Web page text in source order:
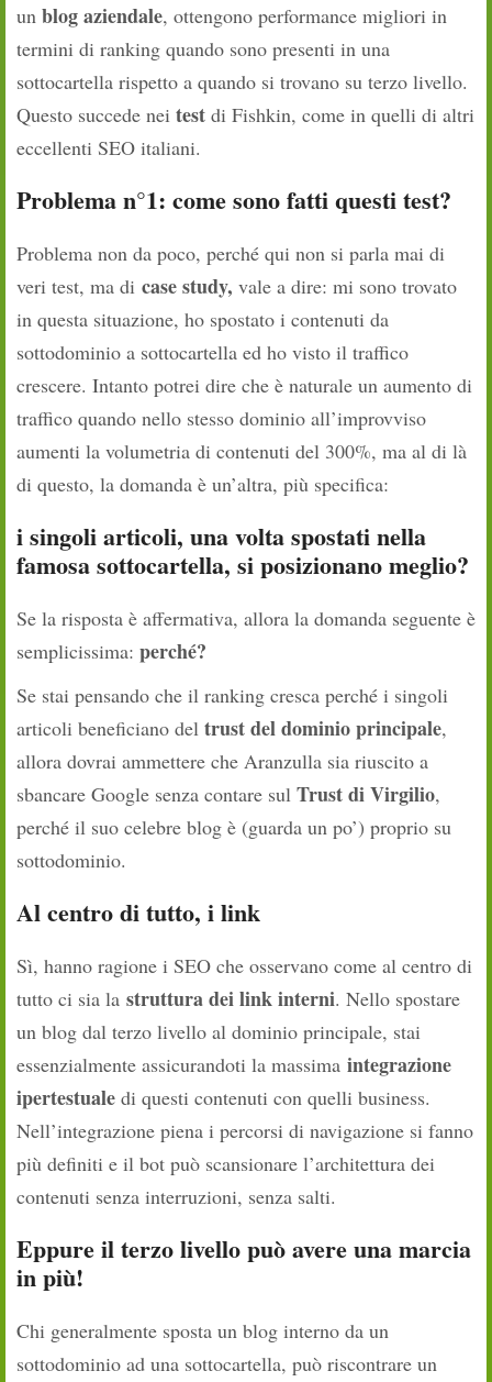
un blog aziendale, ottengono performance migliori in
termini di ranking quando sono presenti in una
sottocartella rispetto a quando si trovano su terzo livello.
Questo succede nei test di Fishkin, come in quelli di altri
eccellenti SEO italiani.
Problema n°1: come sono fatti questi test?
Problema non da poco, perché qui non si parla mai di
veri test, ma di case study, vale a dire: mi sono trovato
in questa situazione, ho spostato i contenuti da
sottodominio a sottocartella ed ho visto il traffico
crescere. Intanto potrei dire che è naturale un aumento di
traffico quando nello stesso dominio all’improvviso
aumenti la volumetria di contenuti del 300%, ma al di là
di questo, la domanda è un’altra, più specifica:
i singoli articoli, una volta spostati nella
famosa sottocartella, si posizionano meglio?
Se la risposta è affermativa, allora la domanda seguente è
semplicissima: perché?
Se stai pensando che il ranking cresca perché i singoli
articoli beneficiano del trust del dominio principale,
allora dovrai ammettere che Aranzulla sia riuscito a
sbancare Google senza contare sul Trust di Virgilio,
perché il suo celebre blog è (guarda un po’) proprio su
sottodominio.
Al centro di tutto, i link
Sì, hanno ragione i SEO che osservano come al centro di
tutto ci sia la struttura dei link interni. Nello spostare
un blog dal terzo livello al dominio principale, stai
essenzialmente assicurandoti la massima integrazione
ipertestuale di questi contenuti con quelli business.
Nell’integrazione piena i percorsi di navigazione si fanno
più definiti e il bot può scansionare l’architettura dei
contenuti senza interruzioni, senza salti.
Eppure il terzo livello può avere una marcia
in più!
Chi generalmente sposta un blog interno da un
sottodominio ad una sottocartella, può riscontrare un